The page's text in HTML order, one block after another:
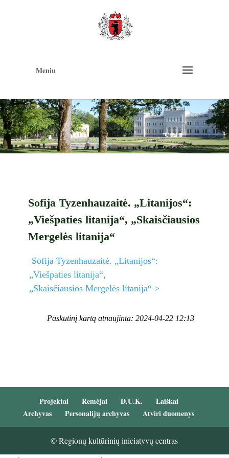
Meniu
Sofija Tyzenhauzaitė. „Litanijos“:
„Viešpaties litanija“, „Skaisčiausios
Mergelės litanija“
Sofija Tyzenhauzaitė. „Litanijos“:
„Viešpaties litanija“,
„Skaisčiausios Mergelės litanija“ >
Paskutinį kartą atnaujinta: 2024-04-22 12:13
Projektai Remėjai D.U.K.
Laiškai
Archyvas
Personalijų archyvas Atviri duomenys
© Regionų kultūrinių iniciatyvų centras